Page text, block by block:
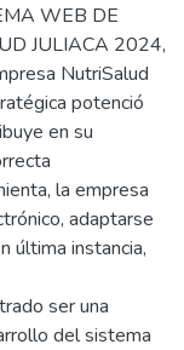
WEB DE
JULIACA 2024,
NutriSalud
potenció
en su
la empresa
adaptarse
última instancia,
ser una
del sistema